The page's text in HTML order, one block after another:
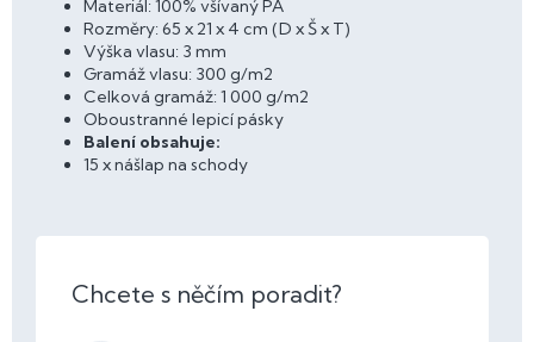
Materiál: 100% všívaný PA
Rozměry: 65 x 21 x 4 cm (D x Š x T)
Výška vlasu: 3 mm
Gramáž vlasu: 300 g/m2
Celková gramáž: 1 000 g/m2
Oboustranné lepicí pásky
Balení obsahuje:
15 x nášlap na schody